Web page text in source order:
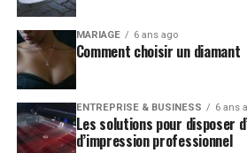
MARIAGE 6 ans ago
Comment choisir un diamant
ENTREPRISE & BUSINESS 6 ans
Les solutions pour disposer
d’impression professionnel